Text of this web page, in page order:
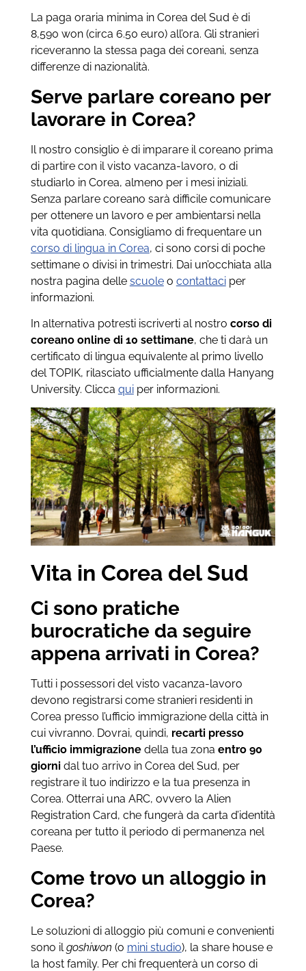
La paga oraria minima in Corea del Sud è di
8,590 won (circa 6.50 euro) all’ora. Gli stranieri
riceveranno la stessa paga dei coreani, senza
differenze di nazionalità.
Serve parlare coreano per
lavorare in Corea?
Il nostro consiglio è di imparare il coreano prima
di partire con il visto vacanza-lavoro, o di
studiarlo in Corea, almeno per i mesi iniziali.
Senza parlare coreano sarà difficile comunicare
per ottenere un lavoro e per ambientarsi nella
vita quotidiana. Consigliamo di frequentare un
corso di lingua in Corea, ci sono corsi di poche
settimane o divisi in trimestri. Dai un’occhiata alla
nostra pagina delle scuoleo contattaciper
informazioni.
In alternativa potresti iscriverti al nostro corso di
coreano online di 10 settimane, che ti darà un
certificato di lingua equivalente al primo livello
del TOPIK, rilasciato ufficialmente dalla Hanyang
University. Clicca quiper informazioni.
Vita in Corea del Sud
Ci sono pratiche
burocratiche da seguire
appena arrivati in Corea?
Tutti i possessori del visto vacanza-lavoro
devono registrarsi come stranieri residenti in
Corea presso l’ufficio immigrazione della città in
cui vivranno. Dovrai, quindi, recarti presso
l’ufficio immigrazionedella tua zona entro 90
giornidal tuo arrivo in Corea del Sud, per
registrare il tuo indirizzo e la tua presenza in
Corea. Otterrai una ARC, ovvero la Alien
Registration Card, che fungerà da carta d’identità
coreana per tutto il periodo di permanenza nel
Paese.
Come trovo un alloggio in
Corea?
Le soluzioni di alloggio più comuni e convenienti
sono il goshiwon (o mini studio), la share house e
la host family. Per chi frequenterà un corso di